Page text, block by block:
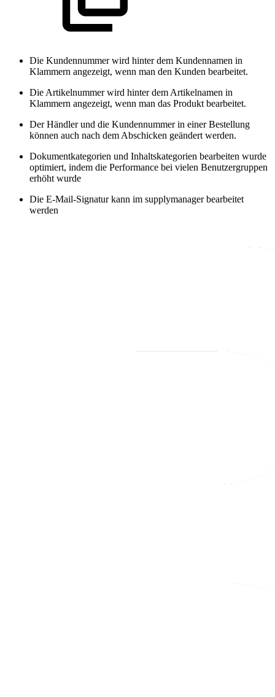
Die Kundennummer wird hinter dem Kundennamen in
Klammern angezeigt, wenn man den Kunden bearbeitet.
Die Artikelnummer wird hinter dem Artikelnamen in
Klammern angezeigt, wenn man das Produkt bearbeitet.
Der Händler und die Kundennummer in einer Bestellung
können auch nach dem Abschicken geändert werden.
Dokumentkategorien und Inhaltskategorien bearbeiten wurde
optimiert, indem die Performance bei vielen Benutzergruppen
erhöht wurde
Die E-Mail-Signatur kann im supplymanager bearbeitet
werden